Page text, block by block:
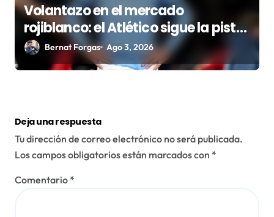
Volantazo en el mercado
rojiblanco: el Atlético sigue la pista
de Grealish
Bernat Forgas Ago 3, 2026
Deja una respuesta
Tu dirección de correo electrónico no será publicada.
Los campos obligatorios están marcados con *
Comentario *